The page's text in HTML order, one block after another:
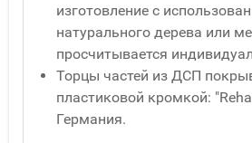
изготовление с
натурального дерева или
просчитывается
Торцы частей из ДСП
пластиковой кромкой:
Германия.